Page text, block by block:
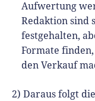
Aufwertung
Redaktion sind
festgehalten,
Formate
den Verkauf
2) Daraus folgt